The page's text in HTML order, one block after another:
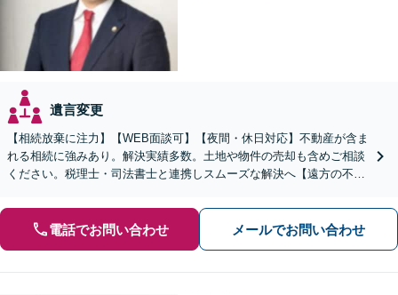
遺言変更
【相続放棄に注力】【WEB面談可】【夜間・休日対応】不動産が含ま
れる相続に強みあり。解決実績多数。土地や物件の売却も含めご相談
ください。税理士・司法書士と連携しスムーズな解決へ【遠方の不動
電話でお問い合わせ メールでお問い合わせ